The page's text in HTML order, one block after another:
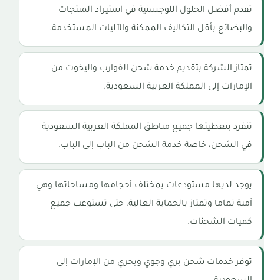
تقدم أفضل الحلول اللوجستية في استيراد المنتجات
والبضائع بأقل التكاليف الممكنة والآليات المستخدمة.
تمتاز الشركة بتقديم خدمة شحن القوارب واليخوت من
الإمارات إلى المملكة العربية السعودية.
تنفرد بتغطيتها جميع مناطق المملكة العربية السعودية
في الشحن، خاصة خدمة الشحن من الباب إلى الباب.
يوجد لديها مستودعات بمختلف أحجامها ومساحاتها وهي
آمنة تماما وتمتاز بالحماية العالية، حتى تستوعب جميع
كميات الشحنات.
توفر خدمات شحن بري وجوي وبحري من الإمارات إلى